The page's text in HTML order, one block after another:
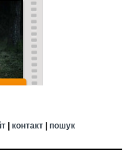
| контакт| пошук